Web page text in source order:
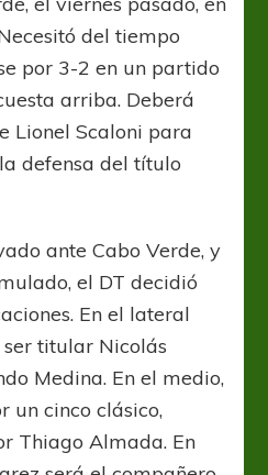
del tiempo
por 3-2 en un partido
arriba. Deberá
Lionel Scaloni para
defensa del título
ante Cabo Verde, y
el DT decidió
En el lateral
titular Nicolás
Medina. En el medio,
un cinco clásico,
Thiago Almada. En